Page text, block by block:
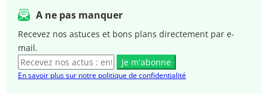
A ne pas manquer
Recevez nos astuces et bons plans directement par e-
mail.
Je m'abonne
En savoir plus sur notre politique de confidentialité